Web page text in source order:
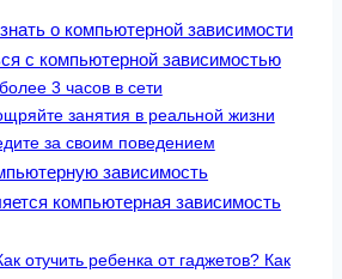
о компьютерной зависимости
с компьютерной зависимостью
3 часов в сети
занятия в реальной жизни
за своим поведением
зависимость
компьютерная зависимость
отучить ребенка от гаджетов? Как